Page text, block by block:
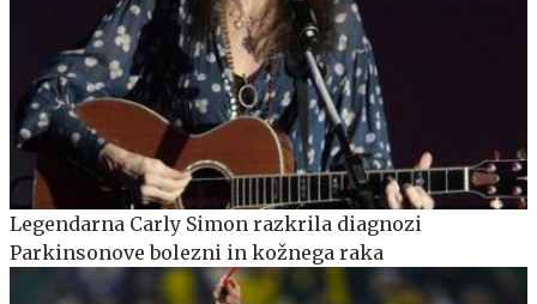
Legendarna Carly Simon razkrila diagnozi
Parkinsonove bolezni in kožnega raka